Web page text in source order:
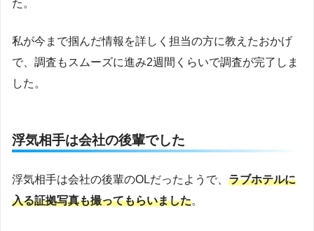
た。
私が今まで掴んだ情報を詳しく担当の方に教えたおかげ
で、調査もスムーズに進み2週間くらいで調査が完了しま
した。
浮気相手は会社の後輩でした
浮気相手は会社の後輩のOLだったようで、 ラブホテルに
入る証拠写真も撮ってもらいました。